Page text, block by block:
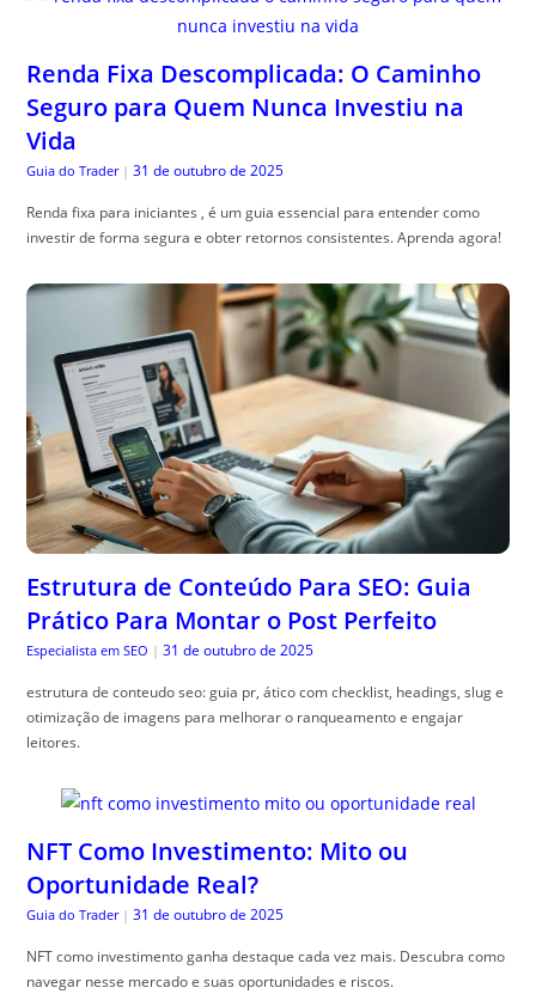
Renda Fixa Descomplicada: O Caminho
Seguro para Quem Nunca Investiu na
Vida
Guia do Trader | 31 de outubro de 2025
Renda fixa para iniciantes , é um guia essencial para entender como
investir de forma segura e obter retornos consistentes. Aprenda agora!
Estrutura de Conteúdo Para SEO: Guia
Prático Para Montar o Post Perfeito
Especialista em SEO | 31 de outubro de 2025
estrutura de conteudo seo: guia pr, ático com checklist, headings, slug e
otimização de imagens para melhorar o ranqueamento e engajar
leitores.
NFT Como Investimento: Mito ou
Oportunidade Real?
Guia do Trader | 31 de outubro de 2025
NFT como investimento ganha destaque cada vez mais. Descubra como
navegar nesse mercado e suas oportunidades e riscos.